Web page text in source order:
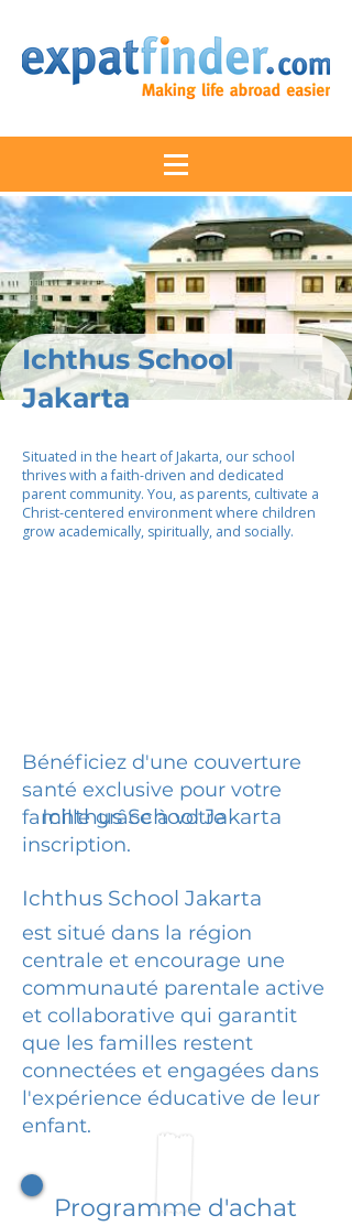
Ichthus School
Jakarta
Situated in the heart of Jakarta, our school
thrives with a faith-driven and dedicated
parent community. You, as parents, cultivate a
Christ-centered environment where children
grow academically, spiritually, and socially.
Bénéficiez d'une couverture
santé exclusive pour votre
famille grâce à votre
inscription.
Ichthus School Jakarta
Ichthus School Jakarta
est situé dans la région
centrale et encourage une
communauté parentale active
et collaborative qui garantit
que les familles restent
connectées et engagées dans
l'expérience éducative de leur
enfant.
Programme d'achat